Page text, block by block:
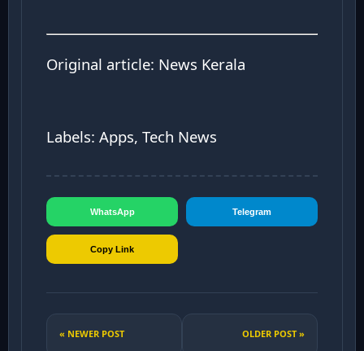
Original article: News Kerala
Labels: Apps, Tech News
WhatsApp Telegram
Copy Link
« NEWER POST OLDER POST »